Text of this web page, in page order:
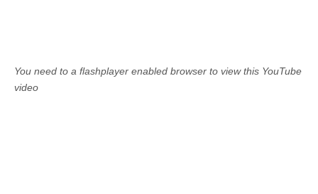
You need to a flashplayer enabled browser to view this YouTube
video